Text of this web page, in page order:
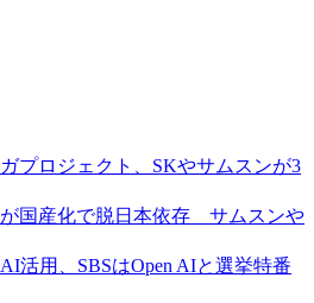
プロジェクト、SKやサムスンが3
国産化で脱日本依存 サムスンや
活用、SBSはOpen AIと選挙特番